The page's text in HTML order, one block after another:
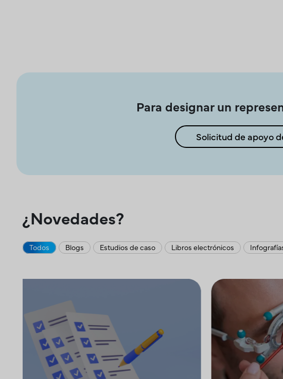
Para designar un
Solicitud de apoyo
¿Novedades?
Todos Blogs Estudios de caso Libros electrónicos